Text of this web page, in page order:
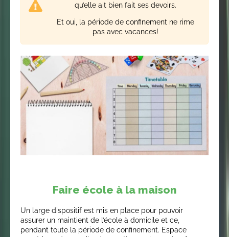
qu’elle ait bien fait ses devoirs.
Et oui, la période de confinement ne rime
pas avec vacances!
Faire école à la maison
Un large dispositif est mis en place pour pouvoir
assurer un maintient de l’école à domicile et ce,
pendant toute la période de confinement. Espace